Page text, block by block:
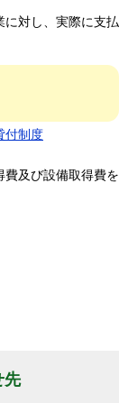
対し、実際に支払
付制度
及び設備取得費を
先